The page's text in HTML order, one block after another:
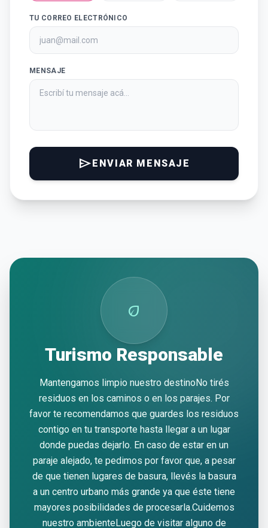
TU CORREO ELECTRÓNICO
MENSAJE
sendENVIAR MENSAJE
eco
Turismo Responsable
Mantengamos limpio nuestro destinoNo tirés
residuos en los caminos o en los parajes. Por
favor te recomendamos que guardes los residuos
contigo en tu transporte hasta llegar a un lugar
donde puedas dejarlo. En caso de estar en un
paraje alejado, te pedimos por favor que, a pesar
de que tienen lugares de basura, llevés la basura
a un centro urbano más grande ya que éste tiene
mayores posibilidades de procesarla.Cuidemos
nuestro ambienteLuego de visitar alguno de